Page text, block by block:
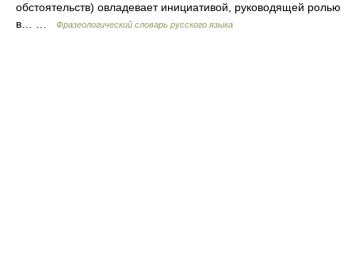
обстоятельств) овладевает инициативой, руководящей ролью
в… …
Фразеологический словарь русского языка